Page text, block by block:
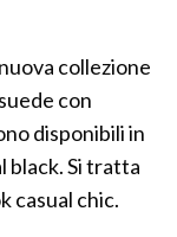
collezione
con
disponibili in
black. Si tratta
casual chic.